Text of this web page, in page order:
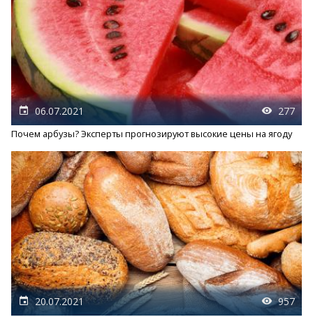
06.07.2021 277
Почем арбузы? Эксперты прогнозируют высокие цены на ягоду
20.07.2021 957